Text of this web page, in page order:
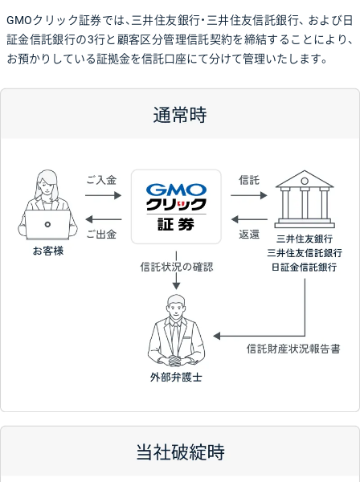
GMOクリック証券では、三井住友銀行・三井住友信託銀行、 および日
証金信託銀行の3行と顧客区分管理信託契約を締結することにより、
お預かりしている証拠金を信託口座にて分けて管理いたします。